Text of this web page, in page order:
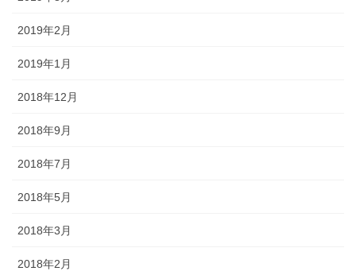
2019年2月
2019年1月
2018年12月
2018年9月
2018年7月
2018年5月
2018年3月
2018年2月